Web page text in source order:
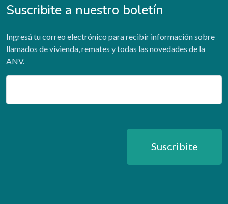
Suscribite a nuestro boletín
Ingresá tu correo electrónico para recibir información sobre
llamados de vivienda, remates y todas las novedades de la
ANV.
Email
Suscribite